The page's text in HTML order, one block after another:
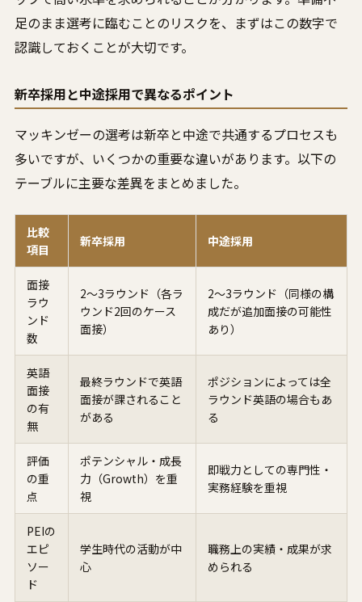
足のまま選考に臨むことのリスクを、まずはこの数字で
認識しておくことが大切です。
新卒採用と中途採用で異なるポイント
マッキンゼーの選考は新卒と中途で共通するプロセスも
多いですが、いくつかの重要な違いがあります。以下の
テーブルに主要な差異をまとめました。
比較
項目
新卒採用 中途採用
面接
ラウ
ンド
数
2〜3ラウンド（各ラ
ウンド2回のケース
面接）
2〜3ラウンド（同様の構
成だが追加面接の可能性
あり）
英語
面接
の有
無
最終ラウンドで英語
面接が課されること
がある
ポジションによっては全
ラウンド英語の場合もあ
る
評価
の重
点
ポテンシャル・成長
力（Growth）を重
視
即戦力としての専門性・
実務経験を重視
PEIの
エピ
ソー
ド
学生時代の活動が中
心
職務上の実績・成果が求
められる